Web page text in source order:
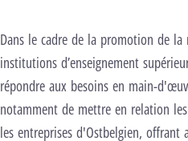
Dans le cadre de la promotion de
institutions d’enseignement
répondre aux besoins en main-
notamment de mettre en relation
les entreprises d'Ostbelgien, offrant